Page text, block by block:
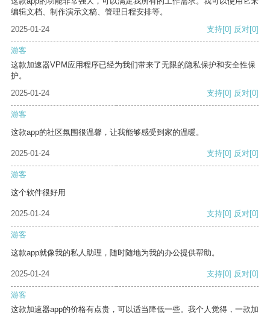
编辑文档、制作演示文稿、管理日程安排等。
2025-01-24
支持[0] 反对[0]
游客
这款加速器VPM应用程序已经为我们带来了无限的隐私保护和安全性保
护。
2025-01-24
支持[0] 反对[0]
游客
这款app的社区氛围很温馨，让我能够感受到家的温暖。
2025-01-24 支持[0] 反对[0]
游客
这个软件很好用
2025-01-24 支持[0] 反对[0]
游客
这款app就像我的私人助理，随时随地为我的办公提供帮助。
2025-01-24 支持[0] 反对[0]
游客
这款加速器app的价格有点贵，可以适当降低一些。我个人觉得，一款加